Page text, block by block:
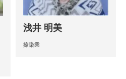
浅井 明美
捺染業